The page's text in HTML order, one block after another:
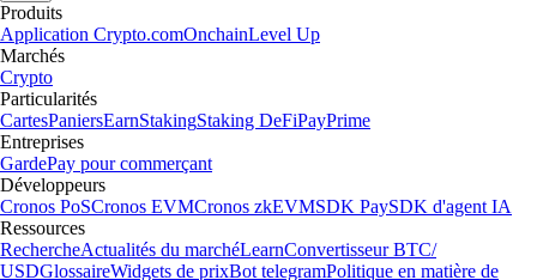
Produits
Application Crypto.comOnchainLevel Up
Marchés
Crypto
Particularités
CartesPaniersEarnStakingStaking DeFiPayPrime
Entreprises
GardePay pour commerçant
Développeurs
Cronos PoSCronos EVMCronos zkEVMSDK PaySDK d'agent IA
Ressources
RechercheActualités du marchéLearnConvertisseur BTC/
USDGlossaireWidgets de prixBot telegramPolitique en matière de